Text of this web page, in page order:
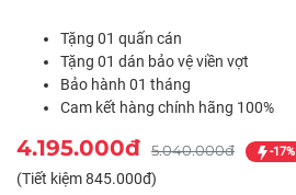
Tặng 01 quấn cán
Tặng 01 dán bảo vệ viền vợt
Bảo hành 01 tháng
Cam kết hàng chính hãng 100%
4.195.000đ 5.040.000đ -17%
(Tiết kiệm 845.000đ)